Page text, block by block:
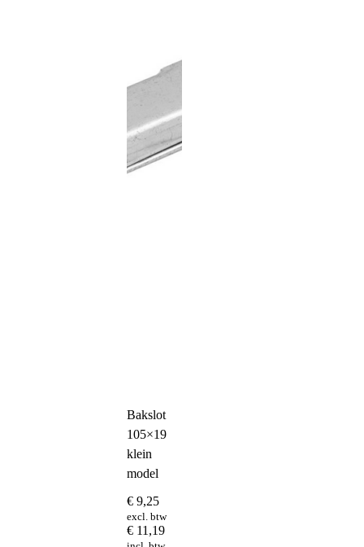
Bakslot
105×19
klein
model
€ 9,25
excl. btw
€ 11,19